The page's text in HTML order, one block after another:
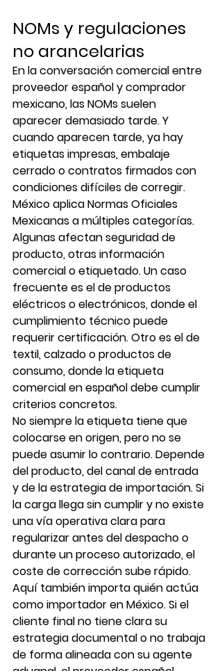
NOMs y regulaciones
no arancelarias
En la conversación comercial entre
proveedor español y comprador
mexicano, las NOMs suelen
aparecer demasiado tarde. Y
cuando aparecen tarde, ya hay
etiquetas impresas, embalaje
cerrado o contratos firmados con
condiciones difíciles de corregir.
México aplica Normas Oficiales
Mexicanas a múltiples categorías.
Algunas afectan seguridad de
producto, otras información
comercial o etiquetado. Un caso
frecuente es el de productos
eléctricos o electrónicos, donde el
cumplimiento técnico puede
requerir certificación. Otro es el de
textil, calzado o productos de
consumo, donde la etiqueta
comercial en español debe cumplir
criterios concretos.
No siempre la etiqueta tiene que
colocarse en origen, pero no se
puede asumir lo contrario. Depende
del producto, del canal de entrada
y de la estrategia de importación. Si
la carga llega sin cumplir y no existe
una vía operativa clara para
regularizar antes del despacho o
durante un proceso autorizado, el
coste de corrección sube rápido.
Aquí también importa quién actúa
como importador en México. Si el
cliente final no tiene clara su
estrategia documental o no trabaja
de forma alineada con su agente